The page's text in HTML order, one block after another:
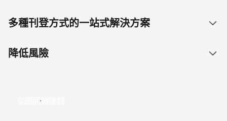
多種刊登方式的一站式解決方案
降低風險
立即開始賺錢